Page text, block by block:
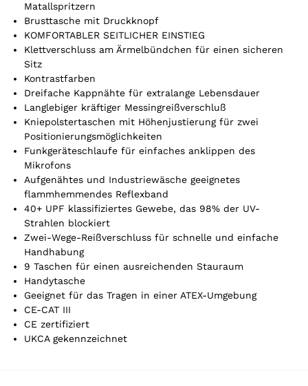
k
e
l
Y
o
u
s
,
0
0
€
Matallspritzern
Brusttasche mit Druckknopf
KOMFORTABLER SEITLICHER EINSTIEG
Klettverschluss am Ärmelbündchen für einen sicheren
Sitz
Kontrastfarben
Dreifache Kappnähte für extralange Lebensdauer
Langlebiger kräftiger Messingreißverschluß
Kniepolstertaschen mit Höhenjustierung für zwei
Positionierungsmöglichkeiten
Funkgeräteschlaufe für einfaches anklippen des
Mikrofons
Aufgenähtes und Industriewäsche geeignetes
flammhemmendes Reflexband
40+ UPF klassifiziertes Gewebe, das 98% der UV-
Strahlen blockiert
Zwei-Wege-Reißverschluss für schnelle und einfache
Handhabung
9 Taschen für einen ausreichenden Stauraum
Handytasche
Geeignet für das Tragen in einer ATEX-Umgebung
CE-CAT III
CE zertifiziert
UKCA gekennzeichnet